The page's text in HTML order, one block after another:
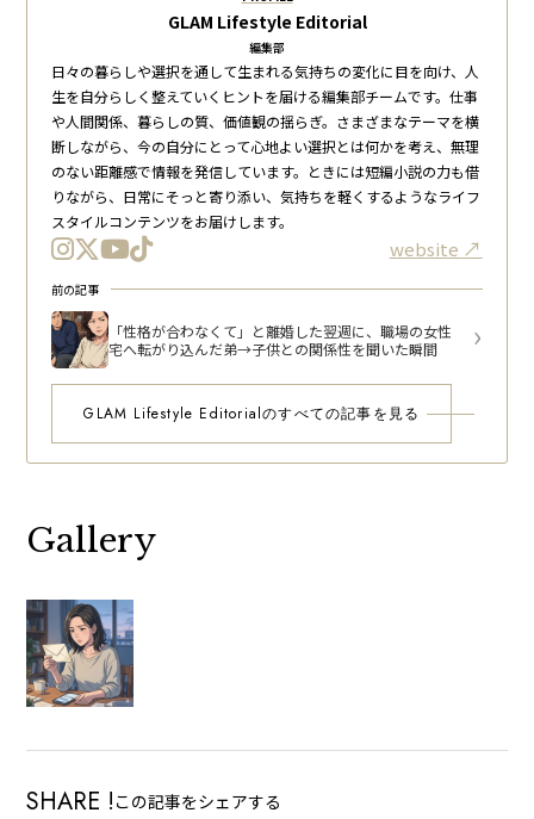
GLAM Lifestyle Editorial
編集部
日々の暮らしや選択を通して生まれる気持ちの変化に目を向け、人
生を自分らしく整えていくヒントを届ける編集部チームです。仕事
や人間関係、暮らしの質、価値観の揺らぎ。さまざまなテーマを横
断しながら、今の自分にとって心地よい選択とは何かを考え、無理
のない距離感で情報を発信しています。ときには短編小説の力も借
りながら、日常にそっと寄り添い、気持ちを軽くするようなライフ
スタイルコンテンツをお届けします。
website
前の記事
「性格が合わなくて」と離婚した翌週に、職場の女性
宅へ転がり込んだ弟→子供との関係性を聞いた瞬間
GLAM Lifestyle Editorialのすべての記事を見る
Gallery
SHARE ! この記事をシェアする